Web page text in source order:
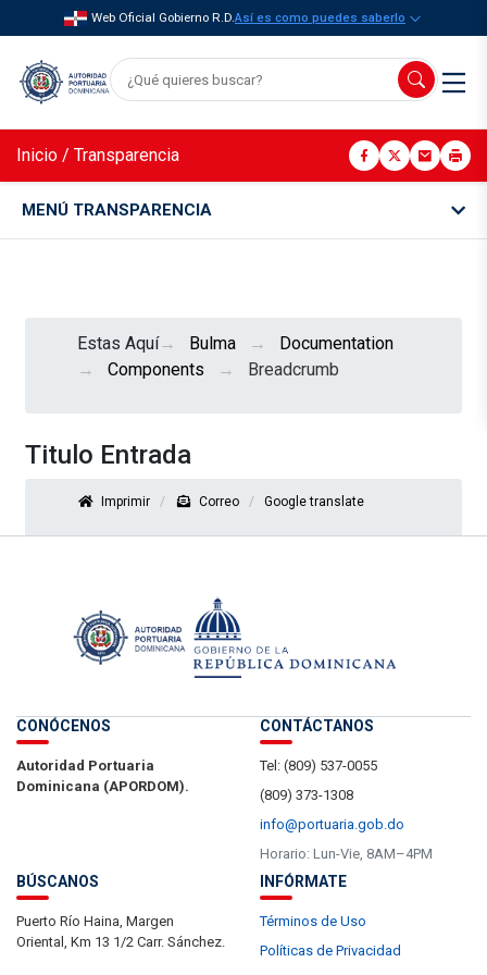
Web Oficial Gobierno R.D.Así es como puedes saberlo
Inicio / Transparencia
MENÚ TRANSPARENCIA
Estas Aquí Bulma
Documentation
Components
Breadcrumb
Titulo Entrada
Imprimir Correo Google translate
CONÓCENOS
Autoridad Portuaria
Dominicana (APORDOM).
CONTÁCTANOS
Tel: (809) 537-0055
(809) 373-1308
info@portuaria.gob.do
Horario: Lun-Vie, 8AM–4PM
BÚSCANOS
Puerto Río Haina, Margen
Oriental, Km 13 1/2 Carr. Sánchez.
INFÓRMATE
Términos de Uso
Políticas de Privacidad